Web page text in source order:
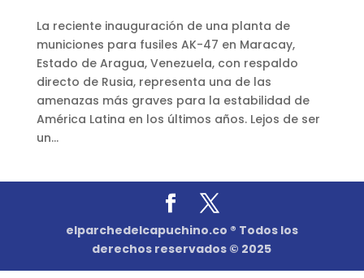
La reciente inauguración de una planta de
municiones para fusiles AK-47 en Maracay,
Estado de Aragua, Venezuela, con respaldo
directo de Rusia, representa una de las
amenazas más graves para la estabilidad de
América Latina en los últimos años. Lejos de ser
un...
elparchedelcapuchino.co ® Todos los
derechos reservados © 2025